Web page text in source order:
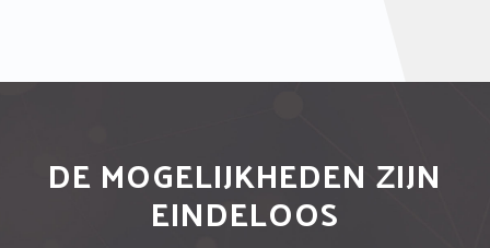
DE MOGELIJKHEDEN ZIJN
EINDELOOS